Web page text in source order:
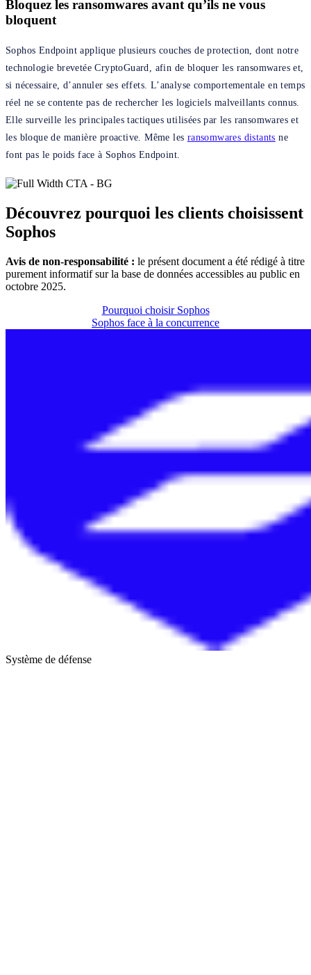
Bloquez les ransomwares avant qu’ils ne vous
bloquent
Sophos Endpoint applique plusieurs couches de protection, dont notre
technologie brevetée CryptoGuard, afin de bloquer les ransomwares et,
si nécessaire, d’annuler ses effets. L’analyse comportementale en temps
réel ne se contente pas de rechercher les logiciels malveillants connus.
Elle surveille les principales tactiques utilisées par les ransomwares et
les bloque de manière proactive. Même les ransomwares distants ne
font pas le poids face à Sophos Endpoint.
Découvrez pourquoi les clients choisissent
Sophos
Avis de non-responsabilité : le présent document a été rédigé à titre
purement informatif sur la base de données accessibles au public en
octobre 2025.
Pourquoi choisir Sophos
Sophos face à la concurrence
Système de défense